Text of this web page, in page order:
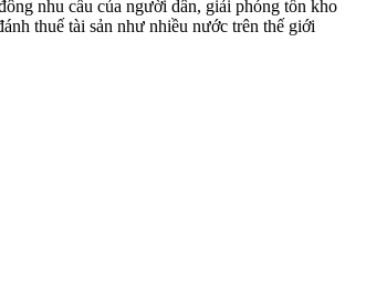
nhu cầu của người dân, giải phóng tồn kho
thuế tài sản như nhiều nước trên thế giới